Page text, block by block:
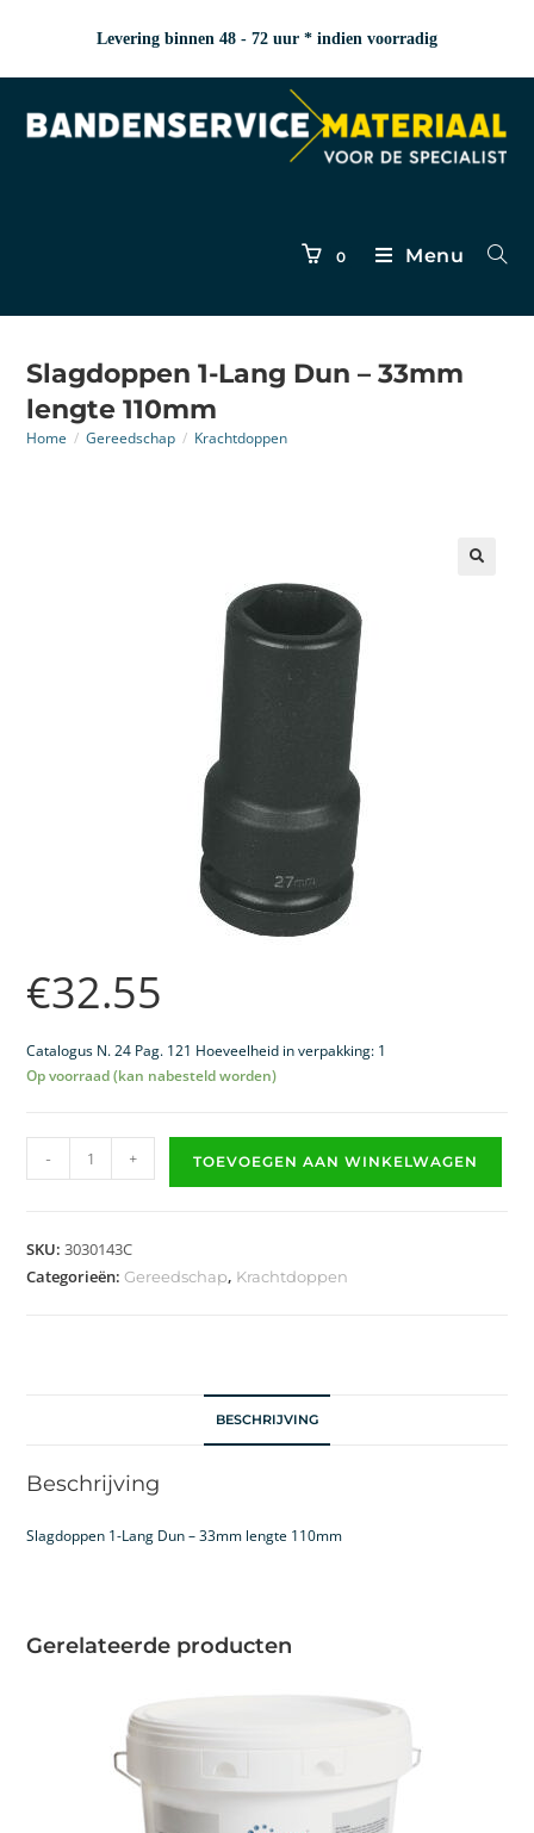
Levering binnen 48 - 72 uur * indien voorradig
0 Menu
Slagdoppen 1-Lang Dun – 33mm
lengte 110mm
Home / Gereedschap / Krachtdoppen
€32.55
Catalogus N. 24 Pag. 121 Hoeveelheid in verpakking: 1
Op voorraad (kan nabesteld worden)
- + TOEVOEGEN AAN WINKELWAGEN
SKU:3030143C
Categorieën:Gereedschap, Krachtdoppen
BESCHRIJVING
Beschrijving
Slagdoppen 1-Lang Dun – 33mm lengte 110mm
Gerelateerde producten